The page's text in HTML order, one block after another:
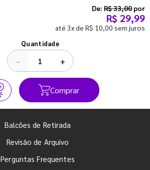
De: R$ 33,00 por
R$ 29,99
até 3x de R$ 10,00 sem juros
Quantidade
− +
Comprar
Balcões de Retirada
Revisão de Arquivo
Perguntas Frequentes